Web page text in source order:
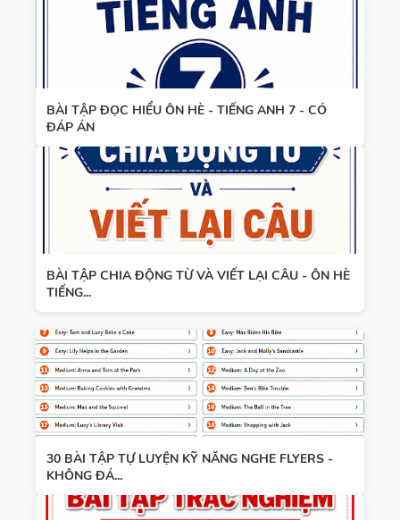
BÀI TẬP ĐỌC HIỂU ÔN HÈ - TIẾNG ANH 7 - CÓ
ĐÁP ÁN
BÀI TẬP CHIA ĐỘNG TỪ VÀ VIẾT LẠI CÂU - ÔN HÈ
TIẾNG...
30 BÀI TẬP TỰ LUYỆN KỸ NĂNG NGHE FLYERS -
KHÔNG ĐÁ...